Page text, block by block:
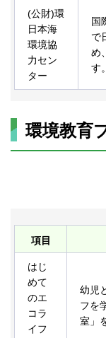
(公財)環
日本海
環境協
力セン
ター
国
で
め
す。
環境教育
項目
はじ
めて
のエ
コラ
イフ
幼児
フを
室」